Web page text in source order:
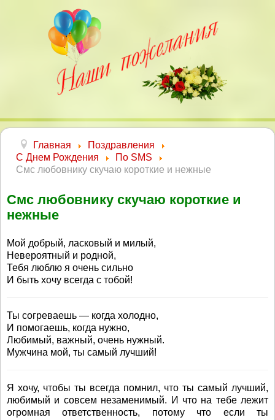
Главная
Поздравления
С Днем Рождения
По SMS
Смс любовнику скучаю короткие и нежные
Смс любовнику скучаю короткие и
нежные
Мой добрый, ласковый и милый,
Невероятный и родной,
Тебя люблю я очень сильно
И быть хочу всегда с тобой!
Ты согреваешь — когда холодно,
И помогаешь, когда нужно,
Любимый, важный, очень нужный.
Мужчина мой, ты самый лучший!
Я хочу, чтобы ты всегда помнил, что ты самый лучший,
любимый и совсем незаменимый. И что на тебе лежит
огромная ответственность, потому что если ты